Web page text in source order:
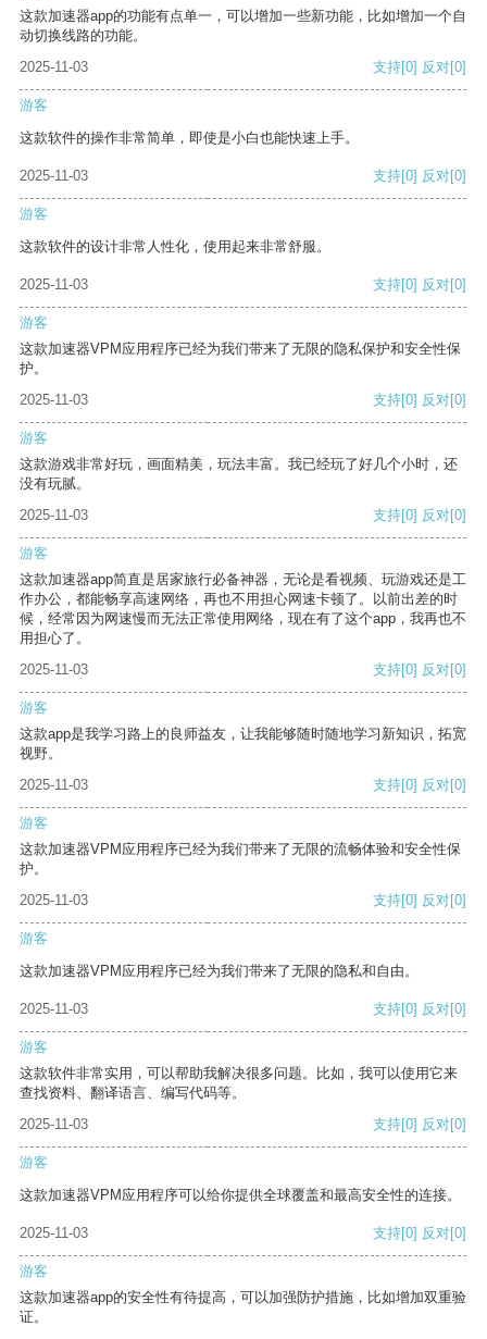
这款加速器app的功能有点单一，可以增加一些新功能，比如增加一个自
动切换线路的功能。
2025-11-03
支持[0] 反对[0]
游客
这款软件的操作非常简单，即使是小白也能快速上手。
2025-11-03 支持[0] 反对[0]
游客
这款软件的设计非常人性化，使用起来非常舒服。
2025-11-03 支持[0] 反对[0]
游客
这款加速器VPM应用程序已经为我们带来了无限的隐私保护和安全性保
护。
2025-11-03
支持[0] 反对[0]
游客
这款游戏非常好玩，画面精美，玩法丰富。我已经玩了好几个小时，还
没有玩腻。
2025-11-03
支持[0] 反对[0]
游客
这款加速器app简直是居家旅行必备神器，无论是看视频、玩游戏还是工
作办公，都能畅享高速网络，再也不用担心网速卡顿了。以前出差的时
候，经常因为网速慢而无法正常使用网络，现在有了这个app，我再也不
用担心了。
2025-11-03
支持[0] 反对[0]
游客
这款app是我学习路上的良师益友，让我能够随时随地学习新知识，拓宽
视野。
2025-11-03
支持[0] 反对[0]
游客
这款加速器VPM应用程序已经为我们带来了无限的流畅体验和安全性保
护。
2025-11-03
支持[0] 反对[0]
游客
这款加速器VPM应用程序已经为我们带来了无限的隐私和自由。
2025-11-03 支持[0] 反对[0]
游客
这款软件非常实用，可以帮助我解决很多问题。比如，我可以使用它来
查找资料、翻译语言、编写代码等。
2025-11-03
支持[0] 反对[0]
游客
这款加速器VPM应用程序可以给你提供全球覆盖和最高安全性的连接。
2025-11-03 支持[0] 反对[0]
游客
这款加速器app的安全性有待提高，可以加强防护措施，比如增加双重验
证。